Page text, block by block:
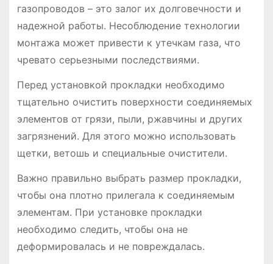
газопроводов – это залог их долговечности и
надежной работы. Несоблюдение технологии
монтажа может привести к утечкам газа, что
чревато серьезными последствиями.
Перед установкой прокладки необходимо
тщательно очистить поверхности соединяемых
элементов от грязи, пыли, ржавчины и других
загрязнений. Для этого можно использовать
щетки, ветошь и специальные очистители.
Важно правильно выбрать размер прокладки,
чтобы она плотно прилегала к соединяемым
элементам. При установке прокладки
необходимо следить, чтобы она не
деформировалась и не повреждалась.